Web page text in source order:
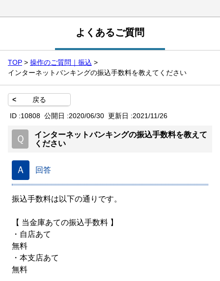
よくあるご質問
TOP > 操作のご質問｜振込 >
インターネットバンキングの振込手数料を教えてください
< 戻る
ID :10808 公開日 :2020/06/30 更新日 :2021/11/26
Ｑ
インターネットバンキングの振込手数料を教えて
ください
Ａ 回答
振込手数料は以下の通りです。
【 当金庫あての振込手数料 】
・自店あて
無料
・本支店あて
無料